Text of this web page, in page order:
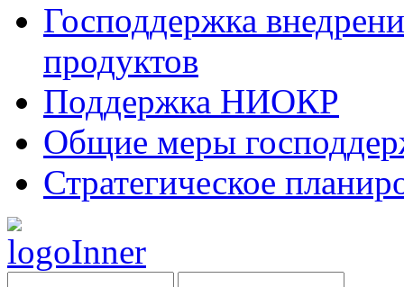
Господдержка
продуктов
Поддержка НИОКР
Общие меры
Стратегическое